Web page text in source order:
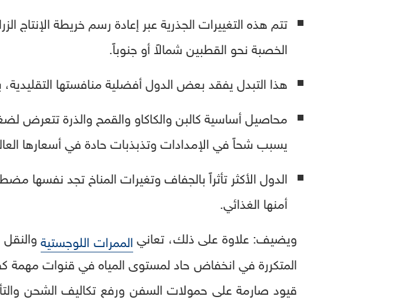
تتم هذه التغييرات الجذرية عبر إعادة رسم خريطة الإنتاج
الخصبة نحو القطبين شمالاً أو جنوباً.
هذا التبدل يفقد بعض الدول أفضلية منافستها
محاصيل أساسية كالبن والكاكاو والقمح والذرة تتعرض
يسبب شحاً في الإمدادات وتذبذبات حادة في أسعارها
الدول الأكثر تأثراً بالجفاف وتغيرات المناخ تجد نفسها
أمنها الغذائي.
ويضيف: علاوة على ذلك، تعانيالممرات اللوجستية
المتكررة في انخفاض حاد لمستوى المياه في قنوات مهمة
قيود صارمة على حمولات السفن ورفع تكاليف الشحن